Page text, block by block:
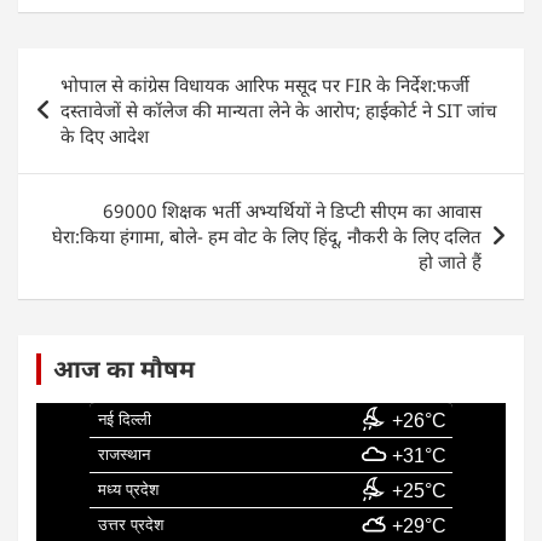
c
e
b
o
o
k
at
s
A
p
p
k
e
dI
ai
l
ar
e
Post
navigation
भोपाल से कांग्रेस विधायक आरिफ मसूद पर FIR के निर्देश:फर्जी
दस्तावेजों से कॉलेज की मान्यता लेने के आरोप; हाईकोर्ट ने SIT जांच
के दिए आदेश
69000 शिक्षक भर्ती अभ्यर्थियों ने डिप्टी सीएम का आवास
घेरा:किया हंगामा, बोले- हम वोट के लिए हिंदू, नौकरी के लिए दलित
हो जाते हैं
आज का मौषम
नई दिल्ली +26°C
राजस्थान +31°C
मध्य प्रदेश +25°C
उत्तर प्रदेश +29°C